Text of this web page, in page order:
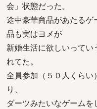
会」状態だった。
途中豪華商品があたる
品も実はヨメが
新婚生活に欲しいってい
れてた。
全員参加（５０人くらい
り、
ダーツみたいなゲーム